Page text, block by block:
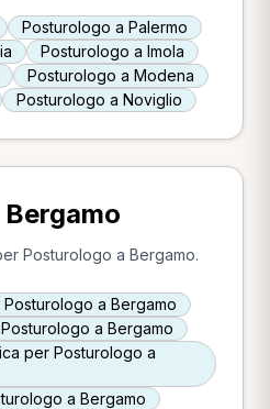
Posturologo a Palermo
Posturologo a Imola
Posturologo a Modena
Posturologo a Noviglio
Posturologo a Bergamo.
a Bergamo
a Bergamo
per Posturologo a
a Bergamo